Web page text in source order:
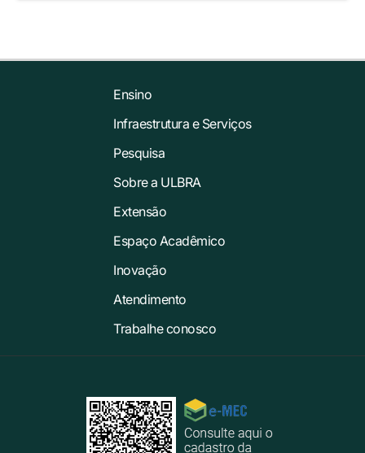
Ensino
Infraestrutura e Serviços
Pesquisa
Sobre a ULBRA
Extensão
Espaço Acadêmico
Inovação
Atendimento
Trabalhe conosco